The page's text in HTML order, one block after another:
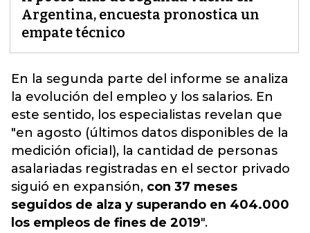
Argentina, encuesta pronostica un
empate técnico
En la segunda parte del informe se analiza
la evolución del empleo y los salarios. En
este sentido, los especialistas revelan que
"en agosto (últimos datos disponibles de la
medición oficial), la cantidad de personas
asalariadas registradas en el sector privado
siguió en expansión, con 37 meses
seguidos de alza y superando en 404.000
los empleos de fines de 2019".